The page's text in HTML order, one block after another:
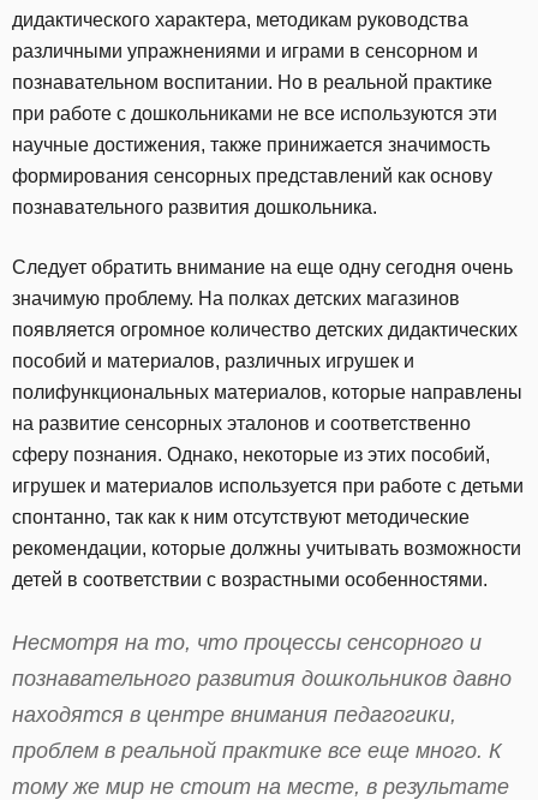
дидактического характера, методикам руководства
различными упражнениями и играми в сенсорном и
познавательном воспитании. Но в реальной практике
при работе с дошкольниками не все используются эти
научные достижения, также принижается значимость
формирования сенсорных представлений как основу
познавательного развития дошкольника.
Следует обратить внимание на еще одну сегодня очень
значимую проблему. На полках детских магазинов
появляется огромное количество детских дидактических
пособий и материалов, различных игрушек и
полифункциональных материалов, которые направлены
на развитие сенсорных эталонов и соответственно
сферу познания. Однако, некоторые из этих пособий,
игрушек и материалов используется при работе с детьми
спонтанно, так как к ним отсутствуют методические
рекомендации, которые должны учитывать возможности
детей в соответствии с возрастными особенностями.
Несмотря на то, что процессы сенсорного и
познавательного развития дошкольников давно
находятся в центре внимания педагогики,
проблем в реальной практике все еще много. К
тому же мир не стоит на месте, в результате